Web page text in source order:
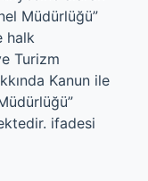
Müdürlüğü”
halk
Turizm
Kanun ile
ifadesi